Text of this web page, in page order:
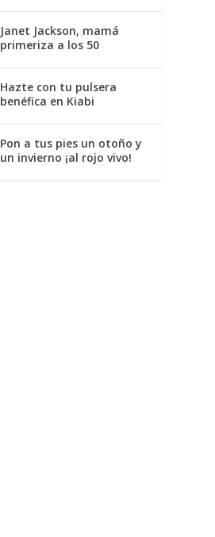
Janet Jackson, mamá
primeriza a los 50
Hazte con tu pulsera
benéfica en Kiabi
Pon a tus pies un otoño y
un invierno ¡al rojo vivo!